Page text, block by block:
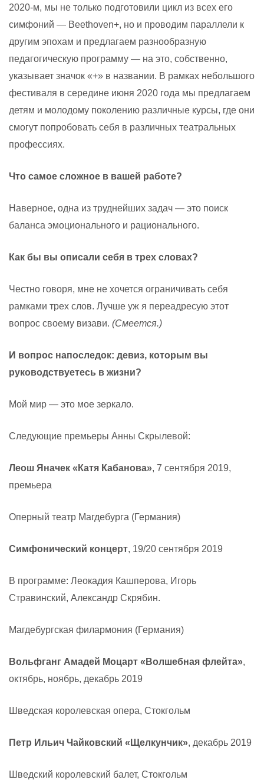
2020-м, мы не только подготовили цикл из всех его
симфоний — Beethoven+, но и проводим параллели к
другим эпохам и предлагаем разнообразную
педагогическую программу — на это, собственно,
указывает значок «+» в названии. В рамках небольшого
фестиваля в середине июня 2020 года мы предлагаем
детям и молодому поколению различные курсы, где они
смогут попробовать себя в различных театральных
профессиях.
Что самое сложное в вашей работе?
Наверное, одна из труднейших задач — это поиск
баланса эмоционального и рационального.
Как бы вы описали себя в трех словах?
Честно говоря, мне не хочется ограничивать себя
рамками трех слов. Лучше уж я переадресую этот
вопрос своему визави. (Смеется.)
И вопрос напоследок: девиз, которым вы
руководствуетесь в жизни?
Мой мир — это мое зеркало.
Следующие премьеры Анны Скрылевой:
Леош Яначек «Катя Кабанова», 7 сентября 2019,
премьера
Оперный театр Магдебурга (Германия)
Симфонический концерт, 19/20 сентября 2019
В программе: Леокадия Кашперова, Игорь
Стравинский, Александр Скрябин.
Магдебургская филармония (Германия)
Вольфганг Амадей Моцарт «Волшебная флейта»,
октябрь, ноябрь, декабрь 2019
Шведская королевская опера, Стокгольм
Петр Ильич Чайковский «Щелкунчик», декабрь 2019
Шведский королевский балет, Стокгольм